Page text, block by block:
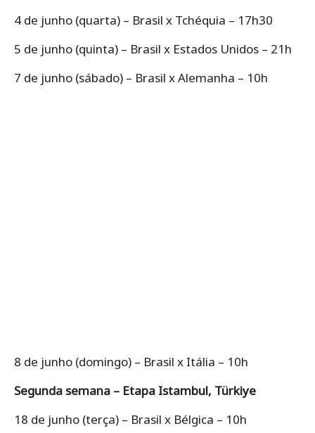
4 de junho (quarta) – Brasil x Tchéquia – 17h30
5 de junho (quinta) – Brasil x Estados Unidos – 21h
7 de junho (sábado) – Brasil x Alemanha – 10h
8 de junho (domingo) – Brasil x Itália – 10h
Segunda semana – Etapa Istambul, Türkiye
18 de junho (terça) – Brasil x Bélgica – 10h